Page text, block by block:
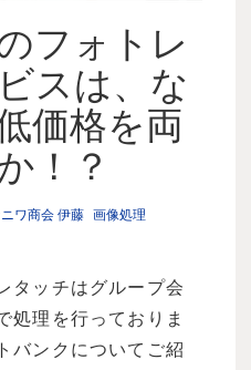
フォトレ
スは、な
価格を両
！？
ワ商会 伊藤 画像処理
タッチはグループ会
処理を行っておりま
バンクについてご紹